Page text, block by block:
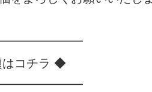
コチラ ◆